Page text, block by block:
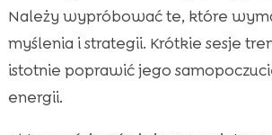
Należy wypróbować te, które
myślenia i strategii. Krótkie sesje
istotnie poprawić jego
energii.